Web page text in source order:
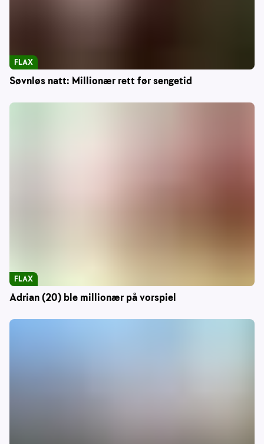
Søvnløs natt: Millionær rett før sengetid
FLAX
Adrian (20) ble millionær på vorspiel
FLAX